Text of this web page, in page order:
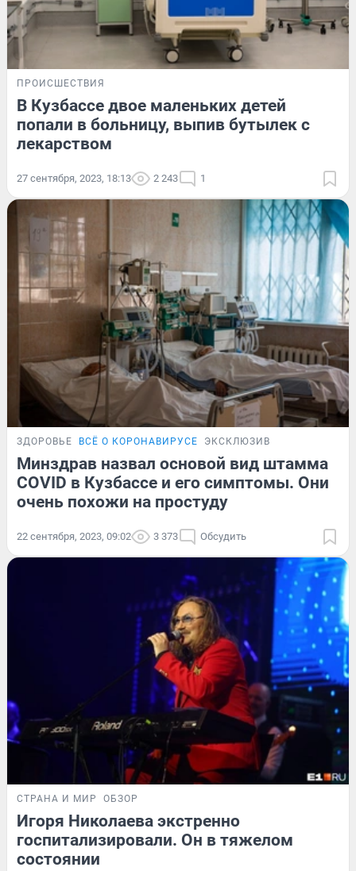
ПРОИСШЕСТВИЯ
В Кузбассе двое маленьких детей
попали в больницу, выпив бутылек с
лекарством
27 сентября, 2023, 18:13 2 243 1
ЗДОРОВЬЕ ВСЁ О КОРОНАВИРУСЕ ЭКСКЛЮЗИВ
Минздрав назвал основой вид штамма
COVID в Кузбассе и его симптомы. Они
очень похожи на простуду
22 сентября, 2023, 09:02 3 373 Обсудить
СТРАНА И МИР ОБЗОР
Игоря Николаева экстренно
госпитализировали. Он в тяжелом
состоянии